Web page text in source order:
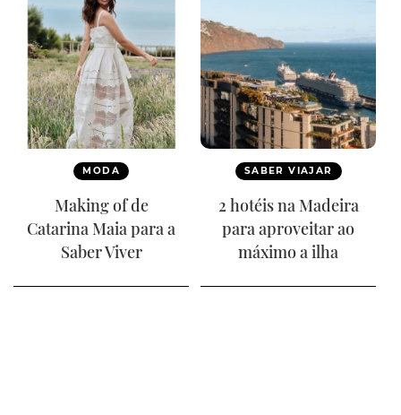
MODA
Making of de
Catarina Maia para a
Saber Viver
SABER VIAJAR
2 hotéis na Madeira
para aproveitar ao
máximo a ilha